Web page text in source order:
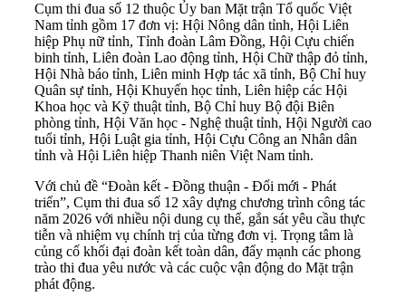
Cụm thi đua số 12 thuộc Ủy ban Mặt trận Tổ quốc Việt
Nam tỉnh gồm 17 đơn vị: Hội Nông dân tỉnh, Hội Liên
hiệp Phụ nữ tỉnh, Tỉnh đoàn Lâm Đồng, Hội Cựu chiến
binh tỉnh, Liên đoàn Lao động tỉnh, Hội Chữ thập đỏ tỉnh,
Hội Nhà báo tỉnh, Liên minh Hợp tác xã tỉnh, Bộ Chỉ huy
Quân sự tỉnh, Hội Khuyến học tỉnh, Liên hiệp các Hội
Khoa học và Kỹ thuật tỉnh, Bộ Chỉ huy Bộ đội Biên
phòng tỉnh, Hội Văn học - Nghệ thuật tỉnh, Hội Người cao
tuổi tỉnh, Hội Luật gia tỉnh, Hội Cựu Công an Nhân dân
tỉnh và Hội Liên hiệp Thanh niên Việt Nam tỉnh.
Với chủ đề “Đoàn kết - Đồng thuận - Đổi mới - Phát
triển”, Cụm thi đua số 12 xây dựng chương trình công tác
năm 2026 với nhiều nội dung cụ thể, gắn sát yêu cầu thực
tiễn và nhiệm vụ chính trị của từng đơn vị. Trọng tâm là
củng cố khối đại đoàn kết toàn dân, đẩy mạnh các phong
trào thi đua yêu nước và các cuộc vận động do Mặt trận
phát động.